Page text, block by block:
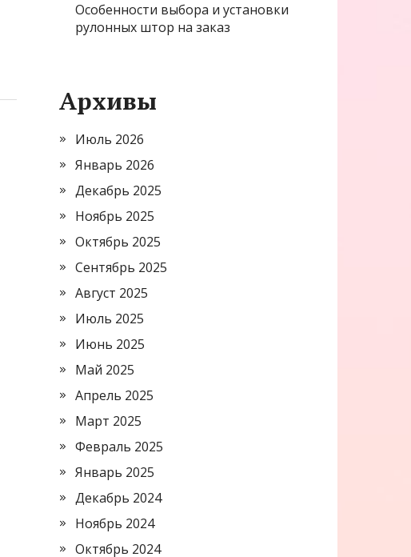
Особенности выбора и установки
рулонных штор на заказ
Архивы
Июль 2026
Январь 2026
Декабрь 2025
Ноябрь 2025
Октябрь 2025
Сентябрь 2025
Август 2025
Июль 2025
Июнь 2025
Май 2025
Апрель 2025
Март 2025
Февраль 2025
Январь 2025
Декабрь 2024
Ноябрь 2024
Октябрь 2024